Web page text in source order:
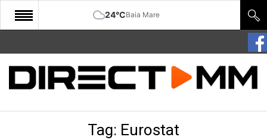
24°CBaia Mare
START
COMUNITATE
Tag: Eurostat